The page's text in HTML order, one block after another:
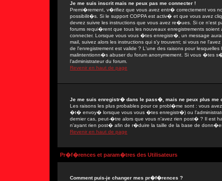
Je me suis inscrit mais ne peux pas me connecter !
Premi�rement, v�rifiez que vous avez entr� correctement vos
possibilit�s. Si le support COPPA est activ� et que vous avez
devrez suivre les instructions que vous avez re�ues. Si ce
forums requi�rent que tous les nouveaux enregistrements
connecter. Lorsque vous vous �tes enregistr�, un message
mail, suivez alors les instructions qui s'y trouvent; si vous ne
de l'enregistrement est valide ? L'une des raisons pour
malintentionn�s abuser du forum anonymement. Si vous �tes
l'administrateur du forum.
Revenir en haut de page
Je me suis enregistr� dans le pass�, mais ne peux plus me
Les raisons les plus probables pour ce probl�me sont : vous
�t� envoy� lorsque vous vous �tes enregistr�) ou
dernier cas, peut-�tre alors que vous n'avez rien post� ? Il est
n'ayant rien post� afin de r�duire la taille de la base de
Revenir en haut de page
Pr�f�rences et param�tres des Utilisateurs
Comment puis-je changer mes pr�f�rences ?